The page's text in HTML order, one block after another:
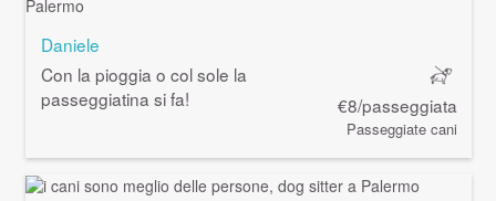
Daniele
Con la pioggia o col sole la
passeggiatina si fa!
€8/passeggiata
Passeggiate cani